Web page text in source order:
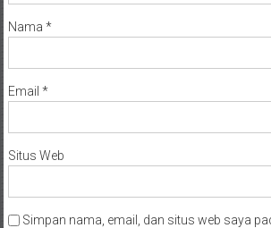
Nama *
Email *
Situs Web
Simpan nama, email, dan situs web saya